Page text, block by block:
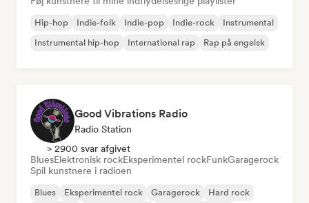
Hip-hop Indie-folk Indie-pop Indie-rock
Instrumental
Instrumental hip-hop
International rap Rap på engelsk
Good Vibrations Radio
Radio Station
> 2900 svar afgivet
BluesElektronisk rockEksperimentel rockFunkGaragerock
Spil kunstnere i radioen
Blues Eksperimentel rock Garagerock
Hard rock